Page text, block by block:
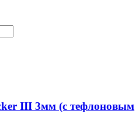
III 3мм (с тефлоновым